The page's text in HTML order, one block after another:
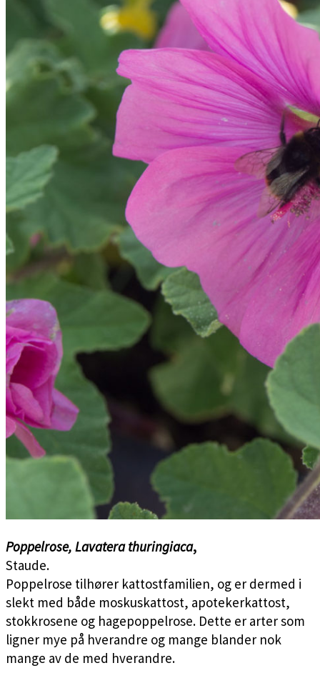
Poppelrose, Lavatera thuringiaca,
Staude.
Poppelrose tilhører kattostfamilien, og er dermed i
slekt med både moskuskattost, apotekerkattost,
stokkrosene og hagepoppelrose. Dette er arter som
ligner mye på hverandre og mange blander nok
mange av de med hverandre.